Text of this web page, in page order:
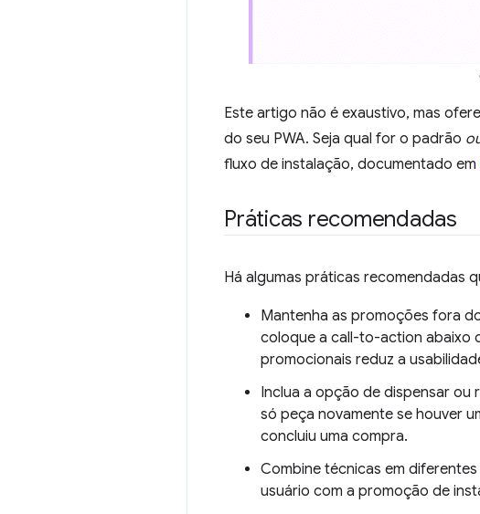
Este artigo não é exaustivo, mas
do seu PWA. Seja qual for o padrão
fluxo de instalação, documentado em
Práticas recomendadas
Há algumas práticas recomendadas
Mantenha as promoções fora
coloque a call-to-action abaixo
promocionais reduz a
Inclua a opção de dispensar ou
só peça novamente se houver
concluiu uma compra.
Combine técnicas em
usuário com a promoção de